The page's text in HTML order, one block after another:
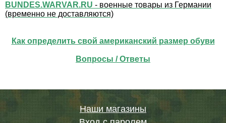
BUNDES.WARVAR.RU - военные товары из Германии
(временно не доставляются)
Как определить свой американский размер обуви
Вопросы / Ответы
Наши магазины